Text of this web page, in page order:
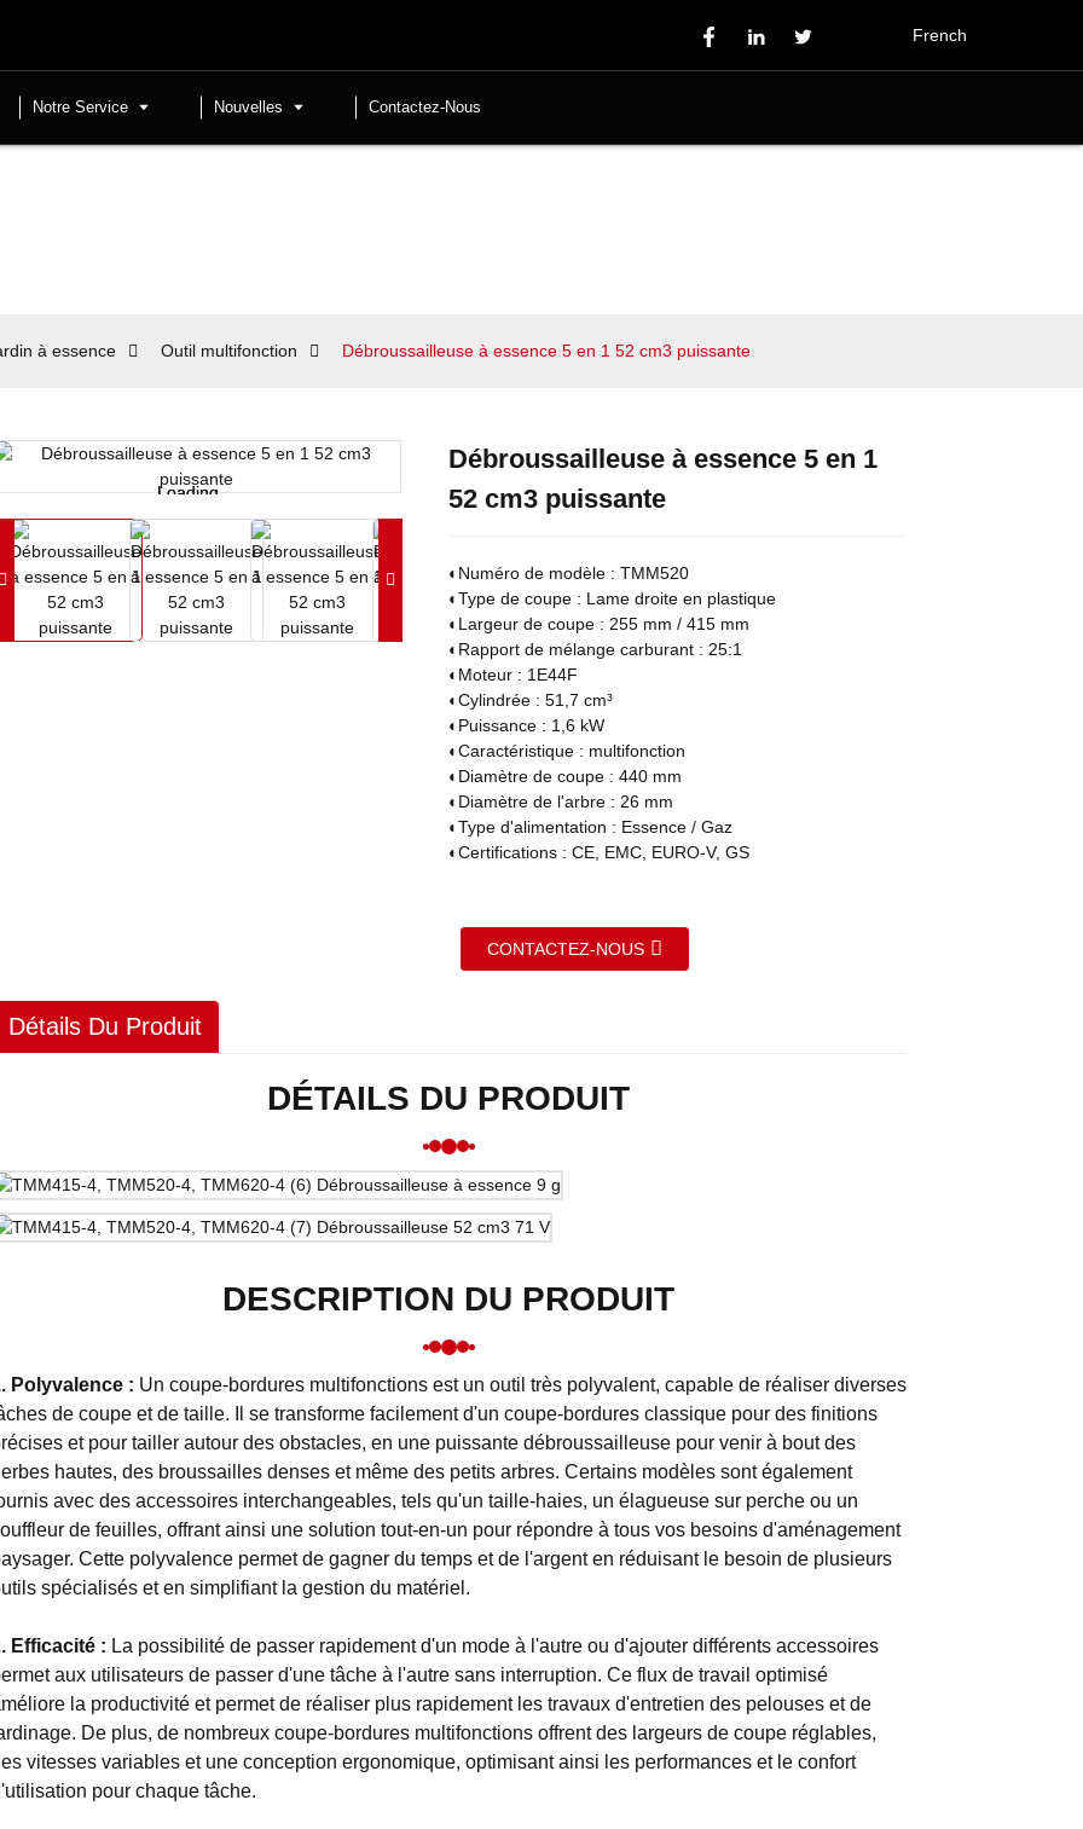
French
Notre Service Nouvelles Contactez-Nous
à essence Outil multifonction Débroussailleuse à essence 5 en 1 52 cm3 puissante
Loading...
Loading... Loading...
Loading...
Débroussailleuse à essence 5 en 1
52 cm3 puissante
◐ Numéro de modèle : TMM520
◐Type de coupe : Lame droite en plastique
◐ Largeur de coupe : 255 mm / 415 mm
◐ Rapport de mélange carburant : 25:1
◐ Moteur : 1E44F
◐Cylindrée : 51,7 cm³
◐ Puissance : 1,6 kW
◐Caractéristique : multifonction
◐ Diamètre de coupe : 440 mm
◐ Diamètre de l'arbre : 26 mm
◐Type d'alimentation : Essence / Gaz
◐Certifications : CE, EMC, EURO-V, GS
CONTACTEZ-NOUS
Détails Du Produit
DÉTAILS DU PRODUIT
DESCRIPTION DU PRODUIT
Polyvalence : Un coupe-bordures multifonctions est un outil très polyvalent, capable de réaliser diverses
de coupe et de taille. Il se transforme facilement d'un coupe-bordures classique pour des finitions
et pour tailler autour des obstacles, en une puissante débroussailleuse pour venir à bout des
hautes, des broussailles denses et même des petits arbres. Certains modèles sont également
avec des accessoires interchangeables, tels qu'un taille-haies, un élagueuse sur perche ou un
de feuilles, offrant ainsi une solution tout-en-un pour répondre à tous vos besoins d'aménagement
Cette polyvalence permet de gagner du temps et de l'argent en réduisant le besoin de plusieurs
spécialisés et en simplifiant la gestion du matériel.
Efficacité : La possibilité de passer rapidement d'un mode à l'autre ou d'ajouter différents accessoires
aux utilisateurs de passer d'une tâche à l'autre sans interruption. Ce flux de travail optimisé
la productivité et permet de réaliser plus rapidement les travaux d'entretien des pelouses et de
De plus, de nombreux coupe-bordures multifonctions offrent des largeurs de coupe réglables,
vitesses variables et une conception ergonomique, optimisant ainsi les performances et le confort
pour chaque tâche.